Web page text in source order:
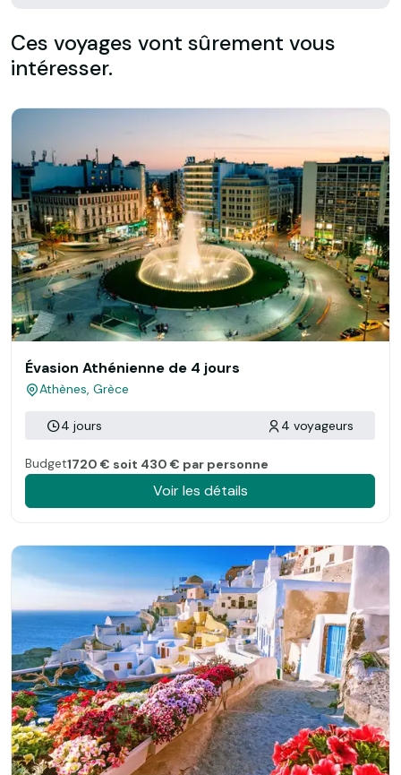
Ces voyages vont sûrement vous
intéresser.
Évasion Athénienne de 4 jours
Athènes, Grèce
4 jours 4 voyageurs
Budget1720 € soit 430 € par personne
Voir les détails